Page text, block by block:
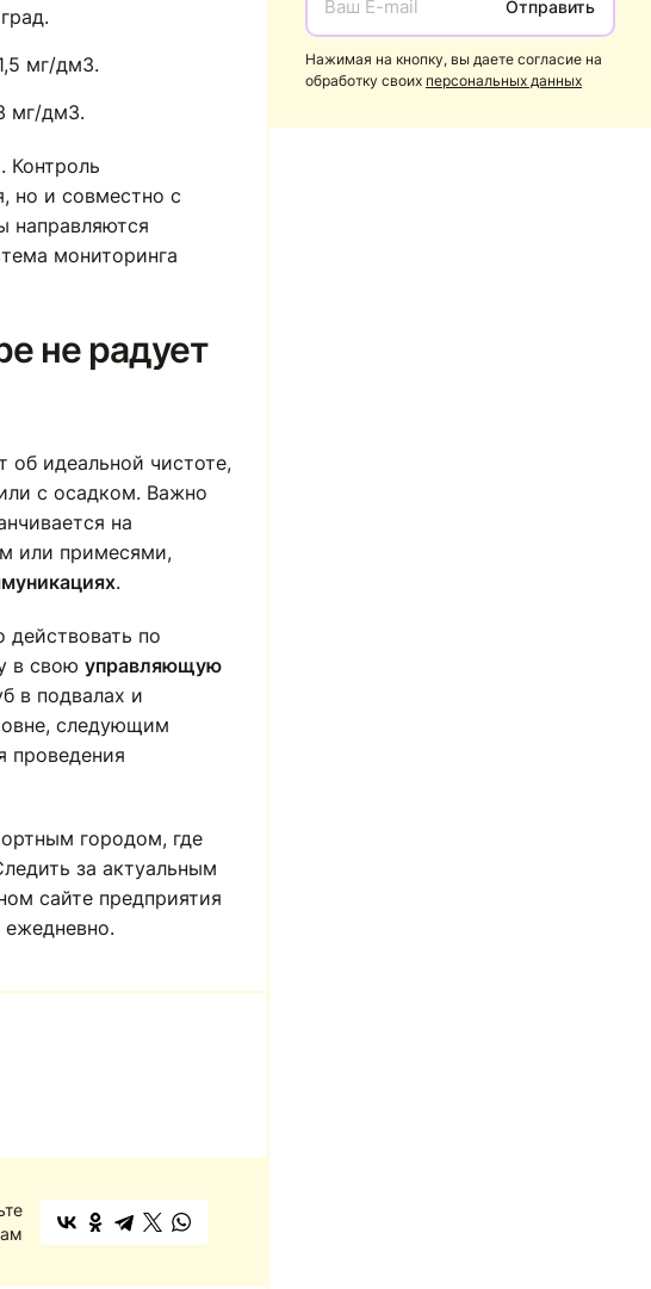
мг/дм3.
мг/дм3.
Контроль
но и совместно с
направляются
мониторинга
не радует
об идеальной чистоте,
с осадком. Важно
на
или примесями,
.
по
в свою управляющую
в подвалах и
следующим
проведения
городом, где
за актуальным
сайте предприятия
Отправить
Нажимая на кнопку, вы даете согласие на
обработку своих персональных данных